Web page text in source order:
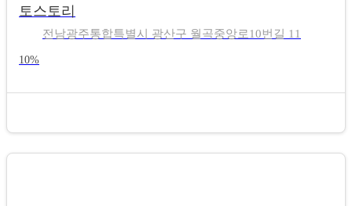
토스토리
전남광주통합특별시 광산구 월곡중앙로10번길 11
10%